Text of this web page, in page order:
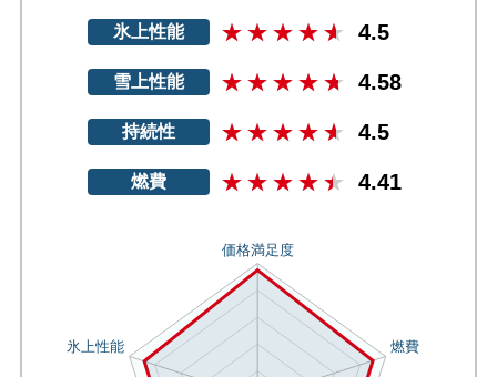
氷上性能 4.5
雪上性能 4.58
持続性 4.5
燃費 4.41